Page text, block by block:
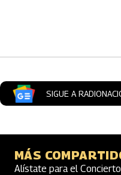
SIGUE A
MÁS
Alístate para el